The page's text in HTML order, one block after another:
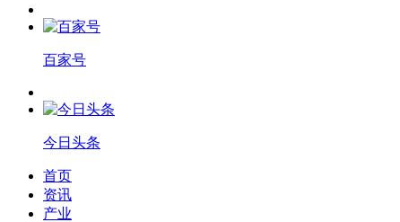
百家号
今日头条
首页
资讯
产业